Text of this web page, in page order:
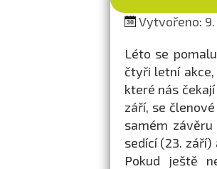
Vytvořeno: 9.
Léto se
čtyři letní
které nás
září, se
samém
sedící (23.
Pokud ještě